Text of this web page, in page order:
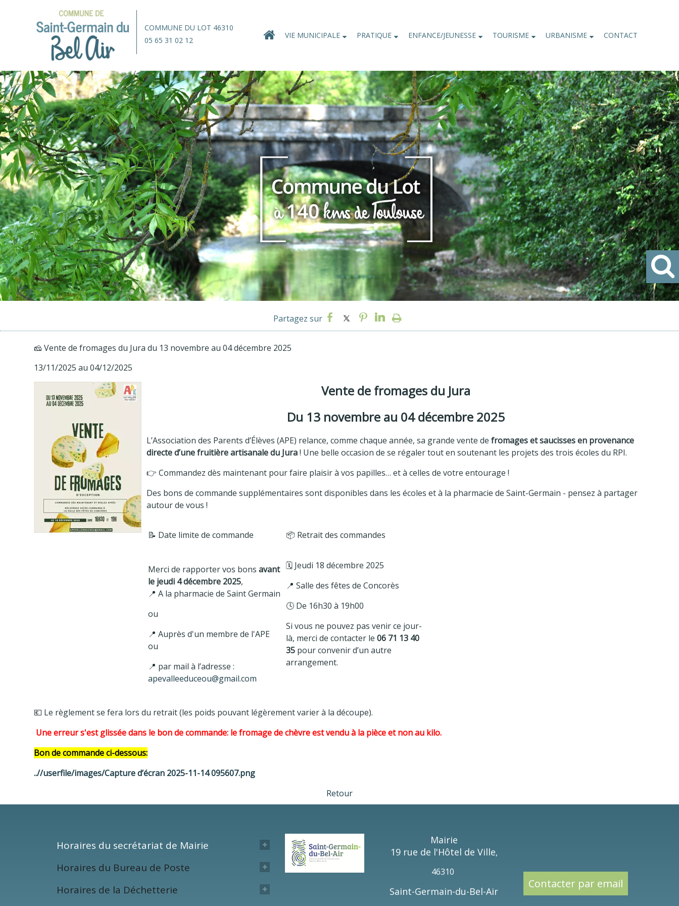
COMMUNE DU LOT 46310
05 65 31 02 12
VIE MUNICIPALE PRATIQUE ENFANCE/JEUNESSE TOURISME URBANISME CONTACT
🧀 Vente de fromages du Jura du 13 novembre au 04 décembre 2025
13/11/2025 au 04/12/2025
Vente de fromages du Jura
Du 13 novembre au 04 décembre 2025
L’Association des Parents d’Élèves (APE) relance, comme chaque année, sa grande vente defromages et saucisses en provenance
directe d’une fruitière artisanale du Jura! Une belle occasion de se régaler tout en soutenant les projets des trois écoles du RPI.
👉 Commandez dès maintenant pour faire plaisir à vos papilles… et à celles de votre entourage !
Des bons de commande supplémentaires sont disponibles dans les écoles et à la pharmacie de Saint-Germain - pensez à partager
autour de vous !
📝 Date limite de commande 📦 Retrait des commandes
Merci de rapporter vos bonsavant
le jeudi 4 décembre 2025,
📍 A la pharmacie de Saint Germain
ou
📍 Auprès d'un membre de l'APE
ou
📍 par mail à l’adresse :
apevalleeduceou@gmail.com
🗓️ Jeudi 18 décembre 2025
📍 Salle des fêtes de Concorès
🕓 De 16h30 à 19h00
Si vous ne pouvez pas venir ce jour-
là, merci de contacter le06 71 13 40
35 pour convenir d’un autre
arrangement.
💶 Le règlement se fera lors du retrait (les poids pouvant légèrement varier à la découpe).
Une erreur s'est glissée dans le bon de commande: le fromage de chèvre est vendu à la pièce et non au kilo.
Bon de commande ci-dessous:
..//userfile/images/Capture d’écran 2025-11-14 095607.png
Retour
Horaires du secrétariat de Mairie
Mardi14h Ã 18h
Jeudi et vendredide 8h Ã 12h
Horaires du Bureau de Poste
Lundide 14h à 17h
Horaires de la Déchetterie
Mairie
19 rue de l'Hôtel de Ville,
46310
Saint-Germain-du-Bel-Air
Contacter par email